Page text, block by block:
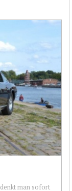
man sofort